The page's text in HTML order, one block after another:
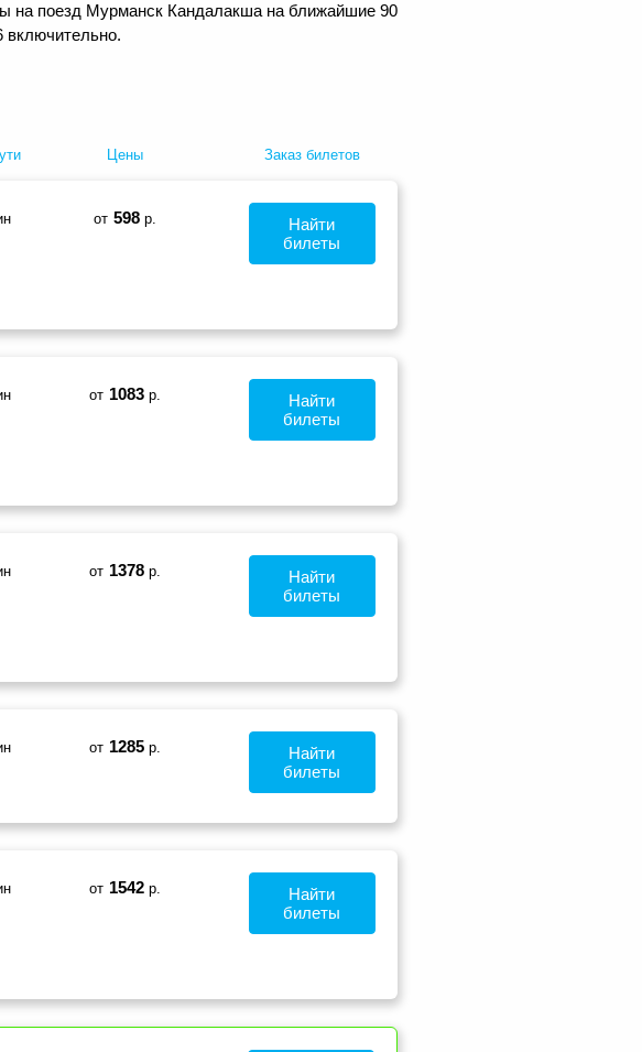
на поезд Мурманск Кандалакша на ближайшие 90
включительно.
Цены Заказ билетов
от 598 р.
Найти
билеты
от 1083 р.
Найти
билеты
от 1378 р.
Найти
билеты
от 1285 р.
Найти
билеты
от 1542 р.
Найти
билеты